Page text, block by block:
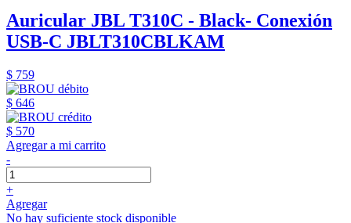
Auricular JBL T310C - Black- Conexión
USB-C JBLT310CBLKAM
$ 759
$ 646
$ 570
Agregar a mi carrito
-
+
Agregar
No hay suficiente stock disponible